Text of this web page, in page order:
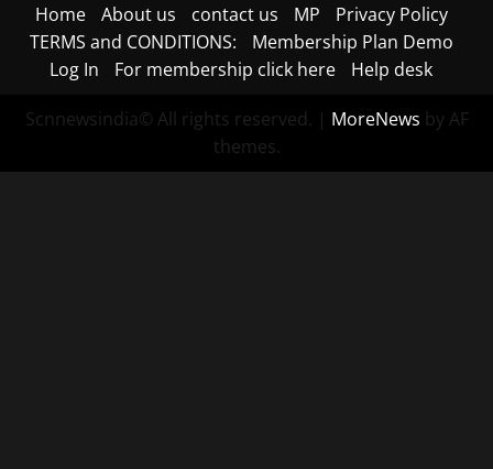
Home About us contact us MP
Privacy Policy
TERMS and CONDITIONS:
Membership Plan Demo
Log In
For membership click here Help desk
Scnnewsindia© All rights reserved. | MoreNews by AF
themes.